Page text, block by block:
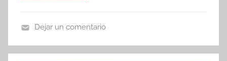
o
Dejar un comentario